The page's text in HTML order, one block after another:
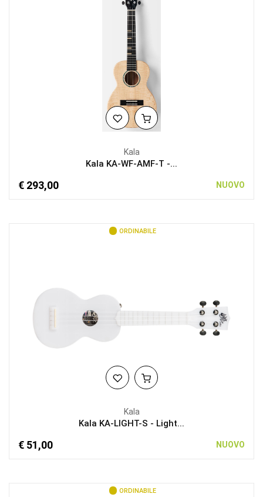
Kala
Kala KA-WF-AMF-T -...
€ 293,00 NUOVO
ORDINABILE
Kala
Kala KA-LIGHT-S - Light...
€ 51,00 NUOVO
ORDINABILE